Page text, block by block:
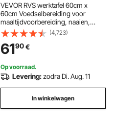
VEVOR RVS werktafel 60cm x
60cm Voedselbereiding voor
maaltijdvoorbereiding, naaien,
wassen, knutselen, gebruik in de
garage, enz.
(4,723)
6190€
Op voorraad.
Levering:zodra Di. Aug. 11
In winkelwagen